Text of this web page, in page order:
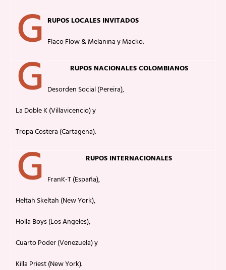
G RUPOS LOCALES INVITADOS
Flaco Flow & Melanina y Macko.
G
RUPOS NACIONALES COLOMBIANOS
Desorden Social (Pereira),
La Doble K (Villavicencio) y
Tropa Costera (Cartagena).
G
RUPOS INTERNACIONALES
FranK-T (España),
Heltah Skeltah (New York),
Holla Boys (Los Angeles),
Cuarto Poder (Venezuela) y
Killa Priest (New York).